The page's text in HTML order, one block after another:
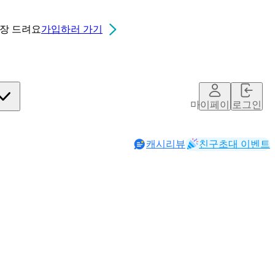
드려요가입하러 가기
마이페이지로그인
캐시리뷰 친구초대 이벤트